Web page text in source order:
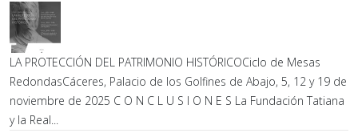
LA PROTECCIÓN DEL PATRIMONIO HISTÓRICOCiclo de Mesas
RedondasCáceres, Palacio de los Golfines de Abajo, 5, 12 y 19 de
noviembre de 2025 C O N C L U S I O N E S La Fundación Tatiana
y la Real...